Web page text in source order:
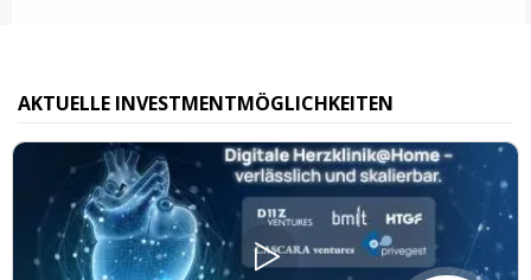
AKTUELLE INVESTMENTMÖGLICHKEITEN